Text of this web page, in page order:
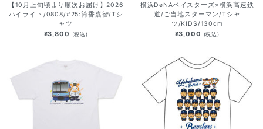
【10月上旬頃より順次お届け】2026
ハイライト/0808/#25:筒香嘉智/Tシ
ャツ
¥3,800 (税込)
横浜DeNAベイスターズ×横浜高速鉄
道/ご当地スターマン/Tシャ
ツ/KIDS/130cm
¥3,000 (税込)